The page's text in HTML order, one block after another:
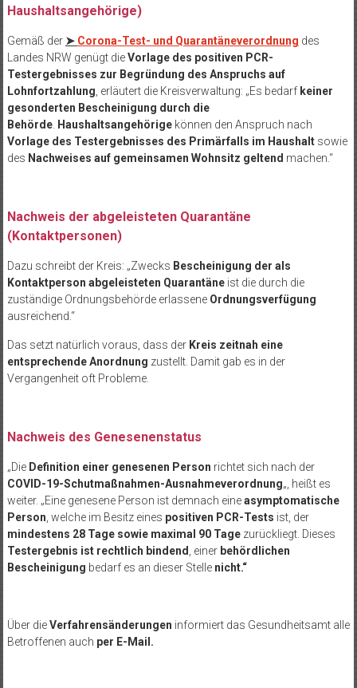
Haushaltsangehörige)
Gemäß der ➤ Corona-Test- und Quarantäneverordnung des
Landes NRW genügt dieVorlage des positiven PCR-
Testergebnisses zur Begründung des Anspruchs auf
Lohnfortzahlung , erläutert die Kreisverwaltung: „Es bedarf keiner
gesonderten Bescheinigung durch die
Behörde. Haushaltsangehörigekönnen den Anspruch nach
Vorlage des Testergebnisses des Primärfalls im Haushaltsowie
des Nachweises auf gemeinsamen Wohnsitz geltend machen.“
Nachweis der abgeleisteten Quarantäne
(Kontaktpersonen)
Dazu schreibt der Kreis: „Zwecks Bescheinigung der als
Kontaktperson abgeleisteten Quarantäneist die durch die
zuständige Ordnungsbehörde erlassene Ordnungsverfügung
ausreichend.“
Das setzt natürlich voraus, dass der Kreis zeitnah eine
entsprechende Anordnung zustellt. Damit gab es in der
Vergangenheit oft Probleme.
Nachweis des Genesenenstatus
„Die Definition einer genesenen Person richtet sich nach der
COVID-19-Schutmaßnahmen-Ausnahmeverordnung„, heißt es
weiter. „Eine genesene Person ist demnach eineasymptomatische
Person , welche im Besitz eines positiven PCR-Tests ist, der
mindestens 28 Tage sowie maximal 90 Tagezurückliegt. Dieses
Testergebnis ist rechtlich bindend , einer behördlichen
Bescheinigung bedarf es an dieser Stelle nicht.“
Über dieVerfahrensänderungen informiert das Gesundheitsamt alle
Betroffenen auch per E-Mail.